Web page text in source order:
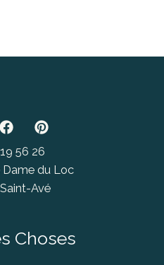
56 26
Dame du Loc
Avé
Choses